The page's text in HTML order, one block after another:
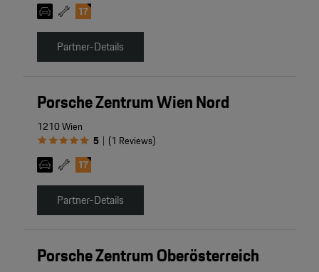
Partner-Details
Porsche Zentrum Wien Nord
1210 Wien
5 | (1 Reviews)
Partner-Details
Porsche Zentrum Oberösterreich